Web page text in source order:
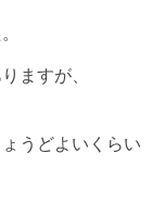
ますが、
うどよいくらい